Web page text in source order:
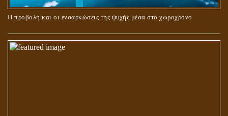
Η προβολή και οι ενσαρκώσεις της ψυχής μέσα στο χωροχρόνο
ΠΕΡΙ ΓΑΜΟΥ ΚΑΙ ΔΙΑΖΥΓΙΟΥ